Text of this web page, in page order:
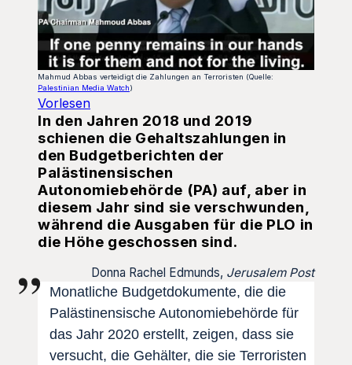
Mahmud Abbas verteidigt die Zahlungen an Terroristen (Quelle:
Palestinian Media Watch)
Vorlesen
In den Jahren 2018 und 2019
schienen die Gehaltszahlungen in
den Budgetberichten der
Palästinensischen
Autonomiebehörde (PA) auf, aber in
diesem Jahr sind sie verschwunden,
während die Ausgaben für die PLO in
die Höhe geschossen sind.
Donna Rachel Edmunds, Jerusalem Post
Monatliche Budgetdokumente, die die
Palästinensische Autonomiebehörde für
das Jahr 2020 erstellt, zeigen, dass sie
versucht, die Gehälter, die sie Terroristen